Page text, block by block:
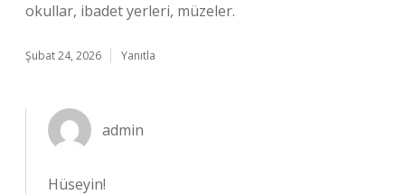
okullar, ibadet yerleri, müzeler.
Şubat 24, 2026 Yanıtla
admin
Hüseyin!